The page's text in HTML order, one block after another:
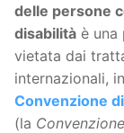
delle persone
disabilità è una
vietata dai
internazionali,
Convenzione
(la